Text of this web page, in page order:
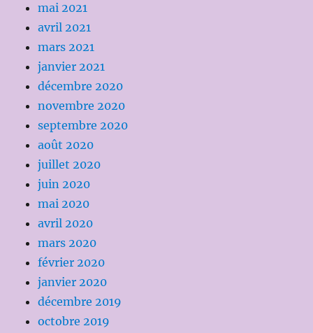
mai 2021
avril 2021
mars 2021
janvier 2021
décembre 2020
novembre 2020
septembre 2020
août 2020
juillet 2020
juin 2020
mai 2020
avril 2020
mars 2020
février 2020
janvier 2020
décembre 2019
octobre 2019